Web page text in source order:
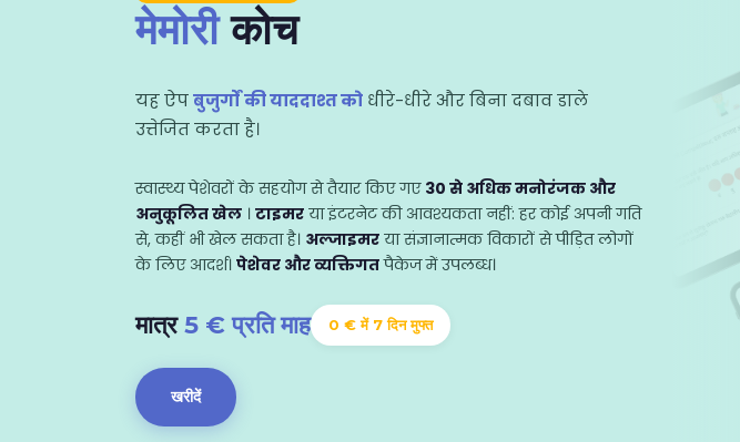
मेमोरीकोच
यह ऐपबुजुर्गों की याददाश्त को धीरे-धीरे और बिना दबाव डाले
उत्तेजित करता है।
स्वास्थ्य पेशेवरों के सहयोग से तैयार किए गए 30 से अधिक मनोरंजक और
अनुकूलित खेल । टाइमर या इंटरनेट की आवश्यकता नहीं: हर कोई अपनी गति
से, कहीं भी खेल सकता है। अल्जाइमर या संज्ञानात्मक विकारों से पीड़ित लोगों
के लिए आदर्श। पेशेवर और व्यक्तिगतपैकेज में उपलब्ध।
मात्र5 € प्रति माह 0 € में 7 दिन मुफ्त
खरीदें